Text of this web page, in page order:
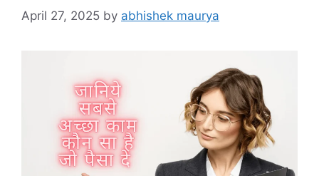
April 27, 2025 by abhishek maurya